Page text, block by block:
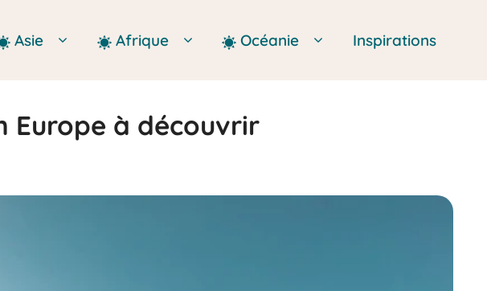
Asie Afrique Océanie Inspirations
Europe à découvrir